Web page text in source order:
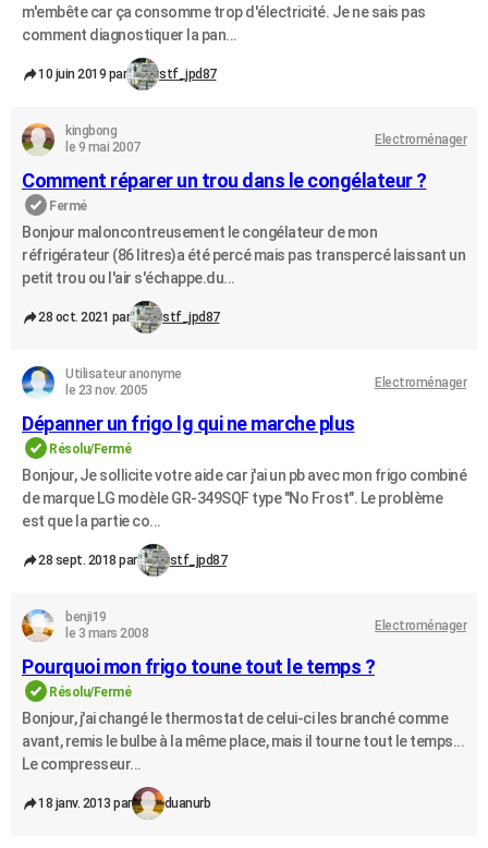
m'embête car ça consomme trop d'électricité. Je ne sais pas
comment diagnostiquer la pan...
10 juin 2019 par stf_jpd87
kingbong
le 9 mai 2007
Electroménager
Comment réparer un trou dans le congélateur ?
Fermé
Bonjour maloncontreusement le congélateur de mon
réfrigérateur (86 litres)a été percé mais pas transpercé laissant un
petit trou ou l'air s'échappe.du...
28 oct. 2021 par stf_jpd87
Utilisateur anonyme
le 23 nov. 2005
Electroménager
Dépanner un frigo lg qui ne marche plus
Résolu/Fermé
Bonjour, Je sollicite votre aide car j'ai un pb avec mon frigo combiné
de marque LG modèle GR-349SQF type "No Frost". Le problème
est que la partie co...
28 sept. 2018 par stf_jpd87
benji19
le 3 mars 2008
Electroménager
Pourquoi mon frigo toune tout le temps ?
Résolu/Fermé
Bonjour, j'ai changé le thermostat de celui-ci les branché comme
avant, remis le bulbe à la même place, mais il tourne tout le temps...
Le compresseur...
18 janv. 2013 par duanurb